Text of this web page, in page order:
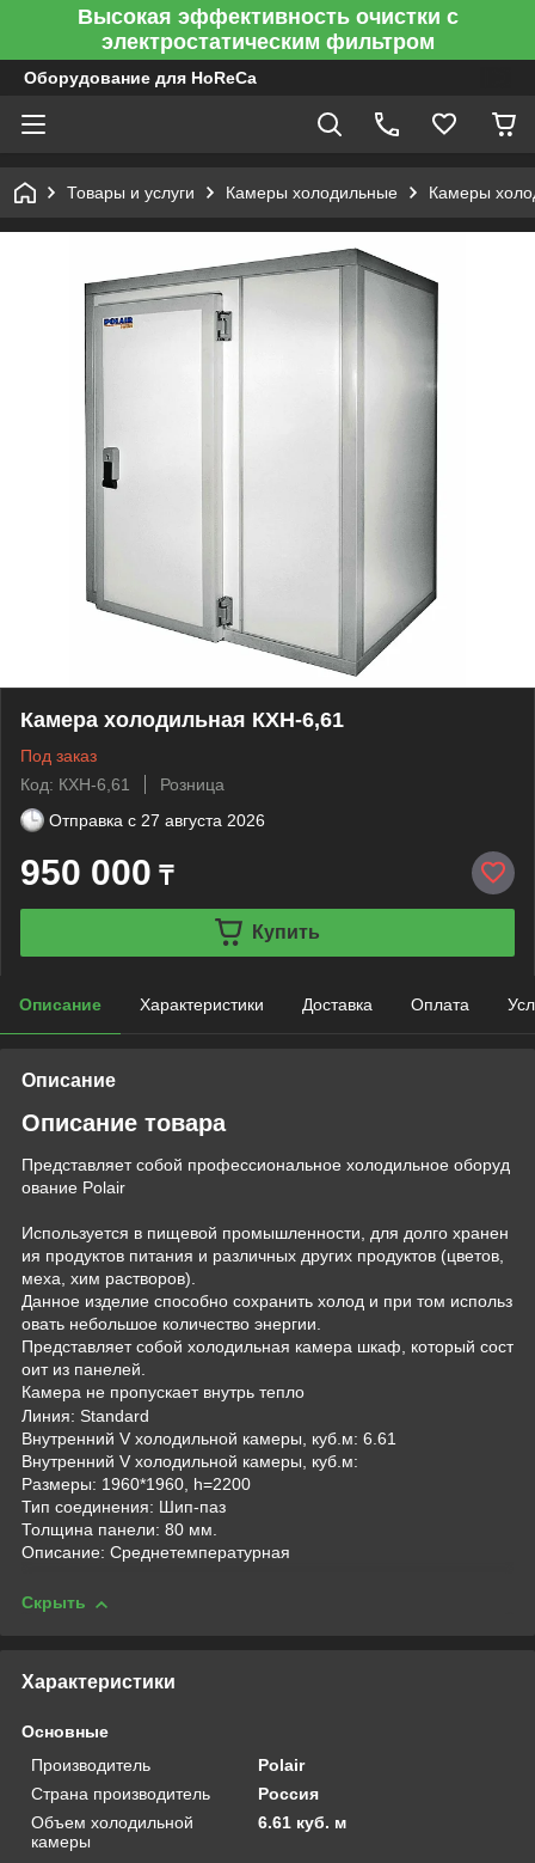
Высокая эффективность очистки с
электростатическим фильтром
Оборудование для HoReCa
Товары и услуги Камеры холодильные Камеры
Камера холодильная КХН-6,61
Под заказ
Код: КХН-6,61
Розница
Отправка с 27 августа 2026
950 000 ₸
Купить
Описание Характеристики Доставка Оплата
Описание
Описание товара
Представляет собой профессиональное холодильное оборуд
ование Polair
Используется в пищевой промышленности, для долго хранен
ия продуктов питания и различных других продуктов (цветов,
меха, хим растворов).
Данное изделие способно сохранить холод и при том использ
овать небольшое количество энергии.
Представляет собой холодильная камера шкаф, который сост
оит из панелей.
Камера не пропускает внутрь тепло
Линия: Standard
Внутренний V холодильной камеры, куб.м: 6.61
Внутренний V холодильной камеры, куб.м:
Размеры: 1960*1960, h=2200
Тип соединения: Шип-паз
Толщина панели: 80 мм.
Описание: Среднетемпературная
Скрыть
Характеристики
Основные
Производитель
Polair
Страна производитель
Россия
Объем холодильной
камеры
6.61 куб. м